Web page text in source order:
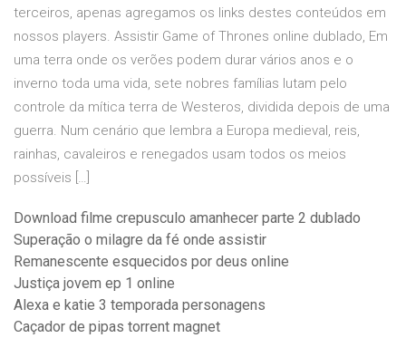
terceiros, apenas agregamos os links destes conteúdos em
nossos players. Assistir Game of Thrones online dublado, Em
uma terra onde os verões podem durar vários anos e o
inverno toda uma vida, sete nobres famílias lutam pelo
controle da mítica terra de Westeros, dividida depois de uma
guerra. Num cenário que lembra a Europa medieval, reis,
rainhas, cavaleiros e renegados usam todos os meios
possíveis […]
Download filme crepusculo amanhecer parte 2 dublado
Superação o milagre da fé onde assistir
Remanescente esquecidos por deus online
Justiça jovem ep 1 online
Alexa e katie 3 temporada personagens
Caçador de pipas torrent magnet